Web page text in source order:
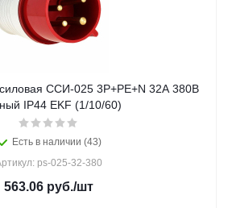
ССИ-025 3Р+РЕ+N 32А 380В
красный IP44 EKF (1/10/60)
Есть в наличии (43)
ps-025-32-380
563.06руб./шт